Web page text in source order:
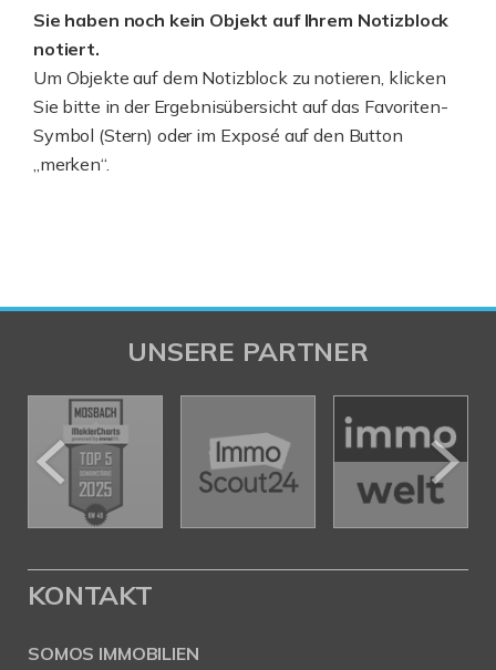
Sie haben noch kein Objekt auf Ihrem Notizblock
notiert.
Um Objekte auf dem Notizblock zu notieren, klicken
Sie bitte in der Ergebnisübersicht auf das Favoriten-
Symbol (Stern) oder im Exposé auf den Button
„merken“.
UNSERE PARTNER
KONTAKT
SOMOS IMMOBILIEN